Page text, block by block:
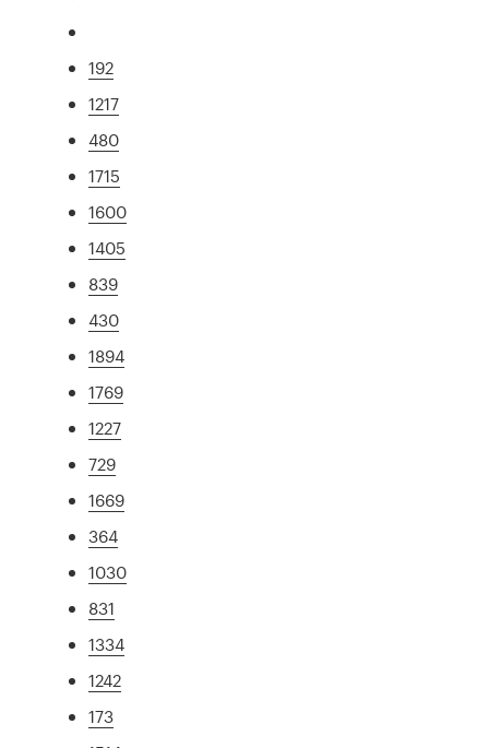
192
1217
480
1715
1600
1405
839
430
1894
1769
1227
729
1669
364
1030
831
1334
1242
173